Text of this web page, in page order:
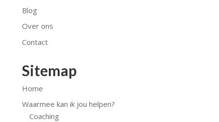
Blog
Over ons
Contact
Sitemap
Home
Waarmee kan ik jou helpen?
Coaching